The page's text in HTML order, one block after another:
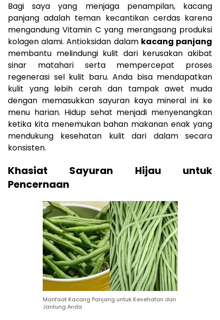
Bagi saya yang menjaga penampilan, kacang
panjang adalah teman kecantikan cerdas karena
mengandung Vitamin C yang merangsang produksi
kolagen alami. Antioksidan dalam kacang panjang
membantu melindungi kulit dari kerusakan akibat
sinar matahari serta mempercepat proses
regenerasi sel kulit baru. Anda bisa mendapatkan
kulit yang lebih cerah dan tampak awet muda
dengan memasukkan sayuran kaya mineral ini ke
menu harian. Hidup sehat menjadi menyenangkan
ketika kita menemukan bahan makanan enak yang
mendukung kesehatan kulit dari dalam secara
konsisten.
Khasiat Sayuran Hijau untuk
Pencernaan
Manfaat Kacang Panjang untuk Kesehatan dan
Jantung Anda